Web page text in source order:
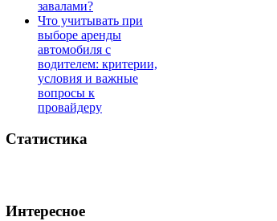
завалами?
Что учитывать при
выборе аренды
автомобиля с
водителем: критерии,
условия и важные
вопросы к
провайдеру
Статистика
Интересное